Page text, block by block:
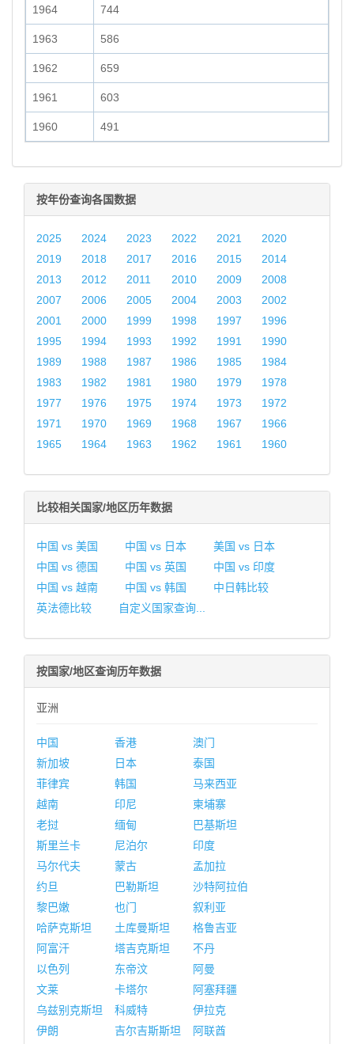
1964 744
1963 586
1962 659
1961 603
1960 491
按年份查询各国数据
2025 2024 2023 2022 2021
2020
2019
2018 2017 2016 2015
2014
2013
2012 2011 2010 2009
2008
2007
2006 2005 2004 2003
2002
2001
2000 1999 1998 1997
1996
1995
1994 1993 1992 1991
1990
1989
1988 1987 1986 1985
1984
1983
1982 1981 1980 1979
1978
1977
1976 1975 1974 1973
1972
1971
1970 1969 1968 1967
1966
1965
1964 1963 1962 1961 1960
比较相关国家/地区历年数据
中国 vs 美国 中国 vs 日本
美国 vs 日本
中国 vs 德国
中国 vs 英国
中国 vs 印度
中国 vs 越南
中国 vs 韩国
中日韩比较
英法德比较
自定义国家查询...
按国家/地区查询历年数据
亚洲
中国 香港
澳门
新加坡
日本
泰国
菲律宾
韩国
马来西亚
越南
印尼
柬埔寨
老挝
缅甸
巴基斯坦
斯里兰卡
尼泊尔
印度
马尔代夫
蒙古
孟加拉
约旦
巴勒斯坦
沙特阿拉伯
黎巴嫩
也门
叙利亚
哈萨克斯坦
土库曼斯坦
格鲁吉亚
阿富汗
塔吉克斯坦
不丹
以色列
东帝汶
阿曼
文莱
卡塔尔
阿塞拜疆
乌兹别克斯坦
科威特
伊拉克
伊朗
吉尔吉斯斯坦
阿联酋